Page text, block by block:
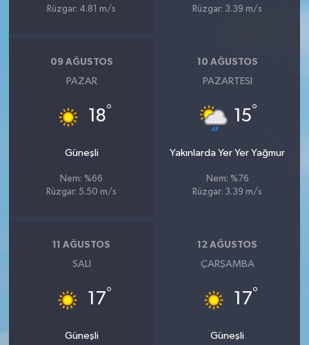
Rüzgar: 4.81 m/s
Rüzgar: 3.39 m/s
09 AĞUSTOS
PAZAR
18°
Güneşli
Nem: %66
Rüzgar: 5.50 m/s
10 AĞUSTOS
PAZARTESI
15°
Yakınlarda Yer Yer Yağmur
Nem: %76
Rüzgar: 3.39 m/s
11 AĞUSTOS
SALI
17°
Güneşli
12 AĞUSTOS
ÇARŞAMBA
17°
Güneşli